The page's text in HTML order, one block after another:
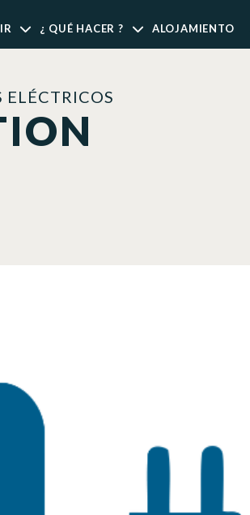
¿ QUÉ HACER ? ALOJAMIENTO